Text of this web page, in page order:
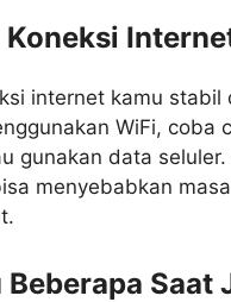
Koneksi
internet kamu stabil
WiFi, coba
gunakan data seluler.
menyebabkan
Beberapa Saat